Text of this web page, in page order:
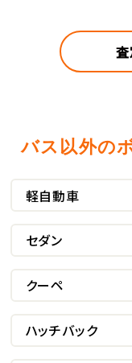
バス以外の
軽自動車
セダン
クーペ
ハッチバック